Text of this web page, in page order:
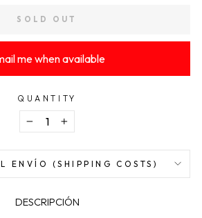
SOLD OUT
me when available
QUANTITY
+
ENVÍO (SHIPPING COSTS)
DESCRIPCIÓN